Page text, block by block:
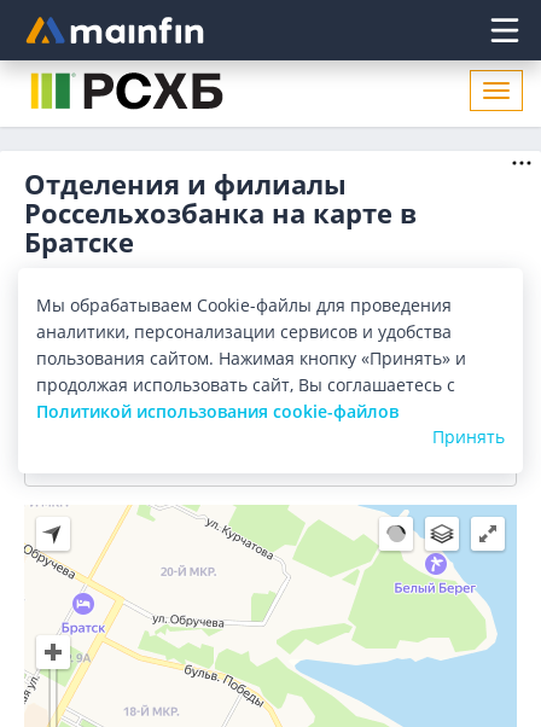
Главное меню
Отделения и филиалы
Россельхозбанка на карте в
Братске
Все банки Карта Список
Город:Братск
Мы обрабатываем Cookie-файлы для проведения
аналитики, персонализации сервисов и удобства
пользования сайтом. Нажимая кнопку «Принять» и
продолжая использовать сайт, Вы соглашаетесь с
Политикой использования cookie-файлов
Принять